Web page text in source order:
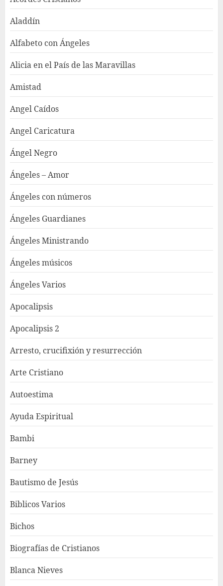
Aladdín
Alfabeto con Ángeles
Alicia en el País de las Maravillas
Amistad
Angel Caídos
Angel Caricatura
Ángel Negro
Ángeles – Amor
Ángeles con números
Ángeles Guardianes
Ángeles Ministrando
Ángeles músicos
Ángeles Varios
Apocalipsis
Apocalipsis 2
Arresto, crucifixión y resurrección
Arte Cristiano
Autoestima
Ayuda Espiritual
Bambi
Barney
Bautismo de Jesús
Biblicos Varios
Bichos
Biografías de Cristianos
Blanca Nieves